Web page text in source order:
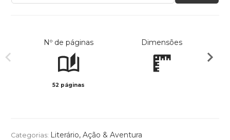
Nº de páginas
52 páginas
Dimensões
Categorias: Literário, Ação & Aventura